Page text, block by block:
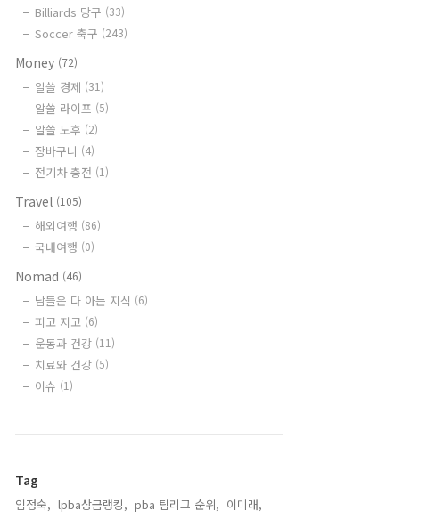
Billiards 당구 (33)
Soccer 축구 (243)
Money (72)
알쓸 경제 (31)
알쓸 라이프 (5)
알쓸 노후 (2)
장바구니 (4)
전기차 충전 (1)
Travel (105)
해외여행 (86)
국내여행 (0)
Nomad (46)
남들은 다 아는 지식 (6)
피고 지고 (6)
운동과 건강 (11)
치료와 건강 (5)
이슈 (1)
Tag
임정숙, lpba상금랭킹, pba 팀리그 순위, 이미래,